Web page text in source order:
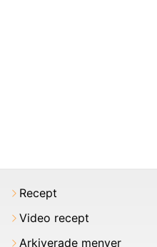
Recept
Video recept
Arkiverade menyer